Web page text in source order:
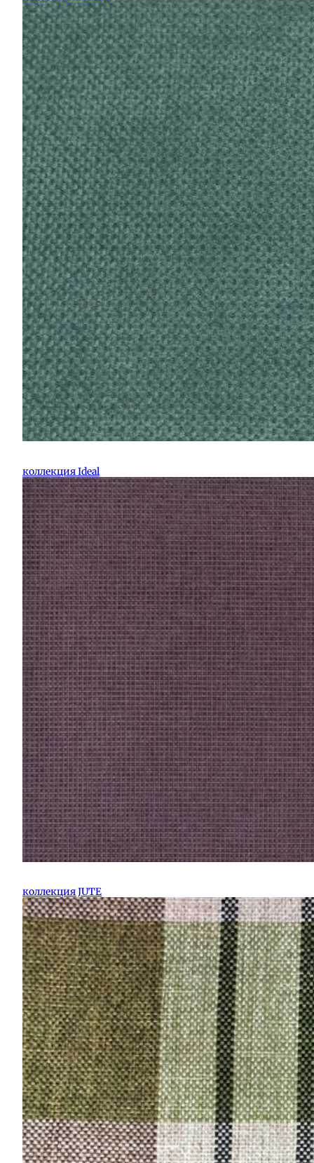
коллекция Ideal
коллекция JUTE